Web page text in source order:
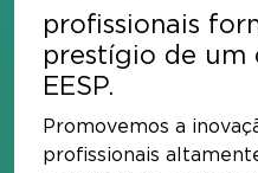
profissionais
prestígio de um
EESP.
Promovemos a
profissionais